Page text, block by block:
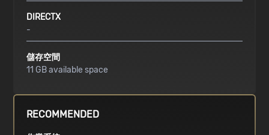
DIRECTX
-
儲存空間
11 GB available space
RECOMMENDED